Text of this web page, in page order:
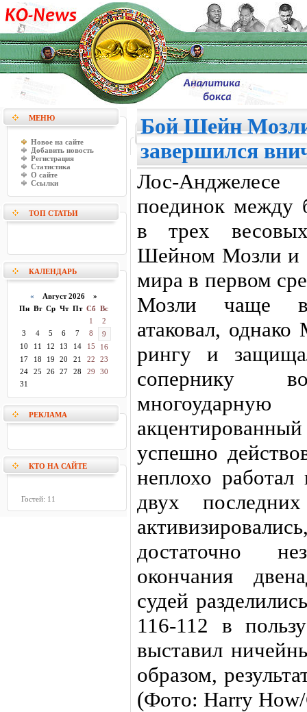
МЕНЮ
Новое на сайте
Добавить новость
Регистрация
Статистика
О сайте
Ссылки
ТОП СТАТЬИ
КАЛЕНДАРЬ
« Август 2026 »
Пн Вт Ср Чт Пт Сб Вс
1
2
3
4 5 6 7 8
9
10
11 12 13 14 15
16
17
18 19 20 21 22
23
24
25 26 27 28 29
30
31
РЕКЛАМА
КТО НА САЙТЕ
Гостей: 11
Бой Шейн
завершился
Лос-
поединок
в трех
Шейном Мозли и
мира в первом
Мозли чаще
атаковал,
рингу и
сопернику
успешно
неплохо
двух
достаточно
окончания
судей
116-112 в
выставил
образом,
(Фото: Harry